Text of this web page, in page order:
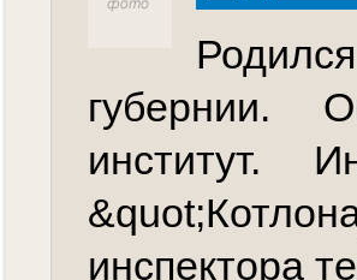
губернии.
институт.
инспектора